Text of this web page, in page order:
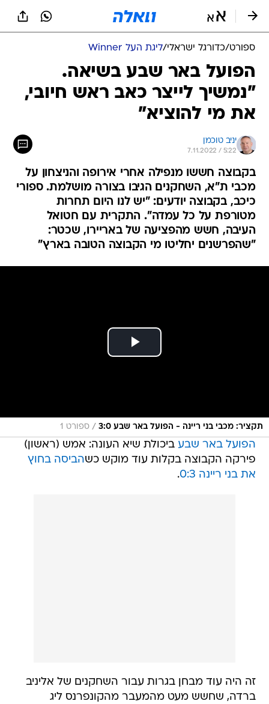
ספורט/כדורגל ישראלי/ליגת העל Winner
הפועל באר שבע בשיאה.
"נמשיך לייצר כאב ראש חיובי,
את מי להוציא"
יניב טוכמן
7.11.2022 / 5:22
בקבוצה חששו מנפילה אחרי אירופה והניצחון על
מכבי ת"א, השחקנים הגיבו בצורה מושלמת. ספורי
כיכב, בקבוצה יודעים: "יש לנו היום תחרות
מטורפת על כל עמדה". התקרית עם חטואל
העיבה, חשש מהפציעה של באריירו, שכטר:
"שהפרשנים יחליטו מי הקבוצה הטובה בארץ"
תקציר: מכבי בני ריינה - הפועל באר שבע 3:0 / ספורט 1
הפועל באר שבע ביכולת שיא העונה: אמש (ראשון)
פירקה הקבוצה בקלות עוד מוקש כשהביסה בחוץ
את בני ריינה 0:3
.
זה היה עוד מבחן בגרות עבור השחקנים של אליניב
ברדה, שחשש מעט מהמעבר מהקונפרנס ליג